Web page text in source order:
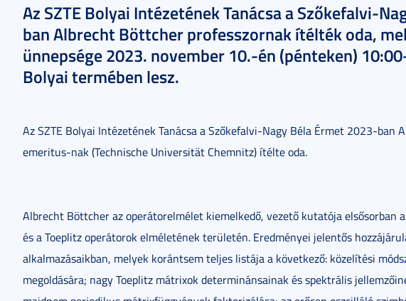
Az SZTE Bolyai Intézetének Tanácsa a Szőkefalvi-
ban Albrecht Böttcher professzornak ítélték oda,
ünnepsége 2023. november 10.-én (pénteken)
Bolyai termében lesz.
Az SZTE Bolyai Intézetének Tanácsa a Szőkefalvi-Nagy Béla Érmet 2023-ban
emeritus-nak (Technische Universität Chemnitz) ítélte oda.
Albrecht Böttcher az operátorelmélet kiemelkedő, vezető kutatója elsősorban
és a Toeplitz operátorok elméletének területén. Eredményei jelentős
alkalmazásaikban, melyek korántsem teljes listája a következő: közelítési
megoldására; nagy Toeplitz mátrixok determinánsainak és spektrális